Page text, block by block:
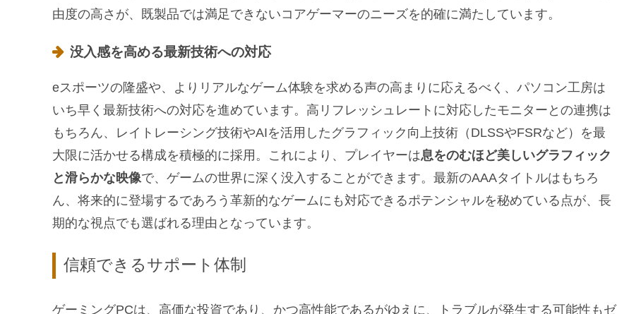
由度の高さが、既製品では満足できないコアゲーマーのニーズを的確に満たしています。
没入感を高める最新技術への対応
eスポーツの隆盛や、よりリアルなゲーム体験を求める声の高まりに応えるべく、パソコン工房は
いち早く最新技術への対応を進めています。高リフレッシュレートに対応したモニターとの連携は
もちろん、レイトレーシング技術やAIを活用したグラフィック向上技術（DLSSやFSRなど）を最
大限に活かせる構成を積極的に採用。これにより、プレイヤーは息をのむほど美しいグラフィック
と滑らかな映像で、ゲームの世界に深く没入することができます。最新のAAAタイトルはもちろ
ん、将来的に登場するであろう革新的なゲームにも対応できるポテンシャルを秘めている点が、長
期的な視点でも選ばれる理由となっています。
信頼できるサポート体制
ゲーミングPCは、高価な投資であり、かつ高性能であるがゆえに、トラブルが発生する可能性もゼ